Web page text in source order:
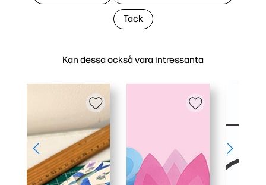
Kan dessa också vara intressanta
Tack